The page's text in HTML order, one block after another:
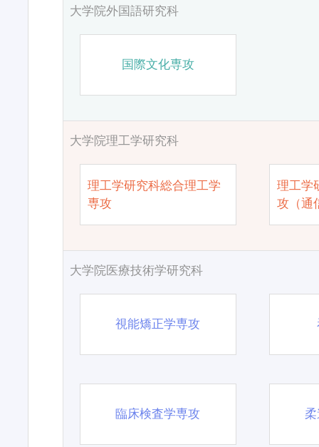
大学院外国語研究科
国際文化専攻
大学院理工学研究科
理工学研究科総合理工学
専攻
理工学
攻（通
大学院医療技術学研究科
視能矯正学専攻
臨床検査学専攻